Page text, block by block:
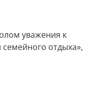
уважения к
отдыха»,